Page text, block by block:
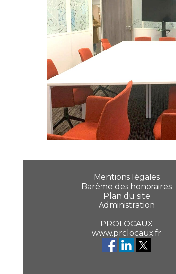
Mentions légales
Barème des honoraires
Plan du site
Administration
PROLOCAUX
www.prolocaux.fr